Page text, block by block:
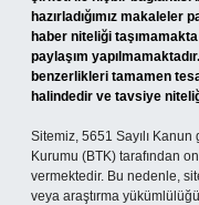
hazırladığımız
haber niteliği
paylaşım
benzerlikleri tamamen
halindedir ve tavsiye
Sitemiz, 5651 Sayılı
Kurumu (BTK) tarafından
vermektedir. Bu nedenle,
veya araştırma